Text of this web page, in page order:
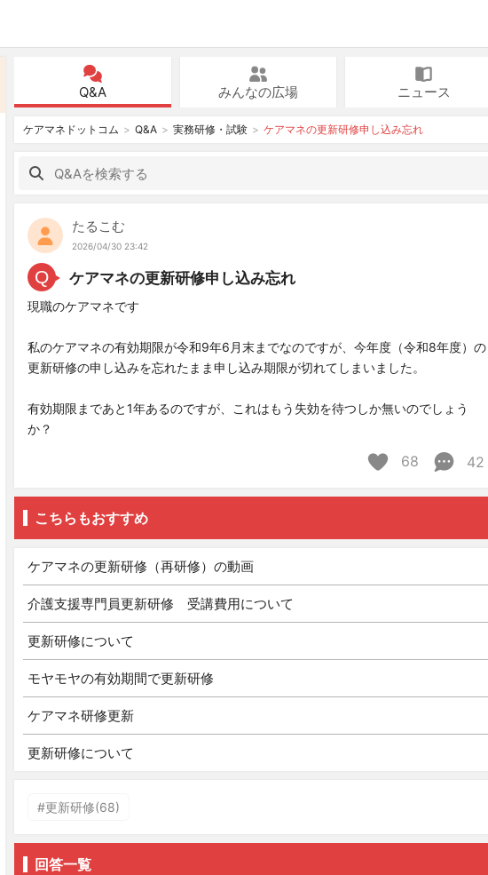
Q&A みんなの広場 ニュース
ケアマネドットコム Q&A 実務研修・試験 ケアマネの更新研修申し込み忘れ
たるこむ
2026/04/30 23:42
Q ケアマネの更新研修申し込み忘れ
現職のケアマネです
私のケアマネの有効期限が令和9年6月末までなのですが、今年度（令和8年度）の
更新研修の申し込みを忘れたまま申し込み期限が切れてしまいました。
有効期限まであと1年あるのですが、これはもう失効を待つしか無いのでしょう
か？
68 42
こちらもおすすめ
ケアマネの更新研修（再研修）の動画
介護支援専門員更新研修 受講費用について
更新研修について
モヤモヤの有効期間で更新研修
ケアマネ研修更新
更新研修について
#更新研修(68)
回答一覧